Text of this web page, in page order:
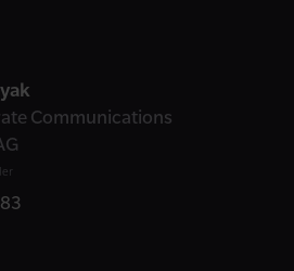
Communications